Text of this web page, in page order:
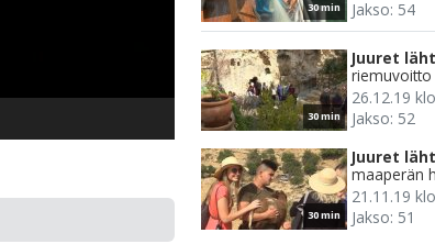
30 min
Jakso: 54
30 min
Juuret
riemuvoitto
26.12.19
Jakso: 52
30 min
Juuret
maaperän
21.11.19
Jakso: 51